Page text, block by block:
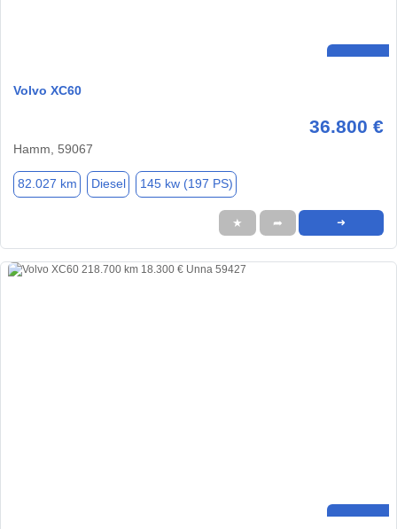
Volvo XC60
36.800 €
Hamm, 59067
82.027 km Diesel 145 kw (197 PS)
★ ➦ ➜